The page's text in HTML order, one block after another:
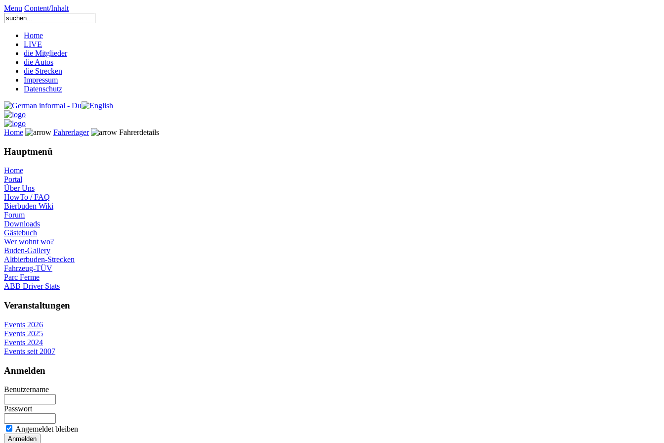
Menu Content/Inhalt
Home
LIVE
die Mitglieder
die Autos
die Strecken
Impressum
Datenschutz
Home Fahrerlager Fahrerdetails
Hauptmenü
Home
Portal
Über Uns
HowTo / FAQ
Bierbuden Wiki
Forum
Downloads
Gästebuch
Wer wohnt wo?
Buden-Gallery
Altbierbuden-Strecken
Fahrzeug-TÜV
Parc Ferme
ABB Driver Stats
Veranstaltungen
Events 2026
Events 2025
Events 2024
Events seit 2007
Anmelden
Benutzername
Passwort
Angemeldet bleiben